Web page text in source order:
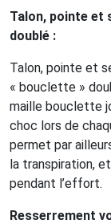
Talon, pointe et
doublé :
Talon, pointe et
« bouclette »
maille bouclette
choc lors de
permet par
la transpiration,
pendant l’effort.
Resserrement